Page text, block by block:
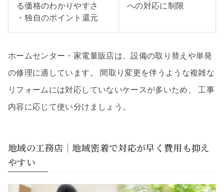
る価格のわかりやすさ
・独自のポイント還元
への対応に制限
ホームセンター・家電量販店は、設備の取り替えや単発
の修理に適しています。 間取り変更を伴うような複雑な
リフォームには対応していないケースが多いため、 工事
内容に応じて使い分けましょう。
地域の工務店｜地域密着で対応が早く費用も抑え
やすい